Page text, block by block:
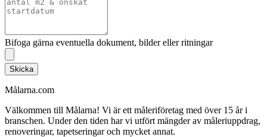
Bifoga gärna eventuella dokument, bilder eller ritningar
Skicka
Målarna.com
Välkommen till Målarna! Vi är ett måleriföretag med över 15 år i
branschen. Under den tiden har vi utfört mängder av måleriuppdrag,
renoveringar, tapetseringar och mycket annat.